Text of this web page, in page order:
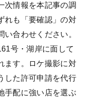
次情報を本記事の調
れも「要確認」の対
合わせください。
号・湖岸に面して
ます。ロケ撮影に対
した許可申請を代行
手配に強い店を選ぶ